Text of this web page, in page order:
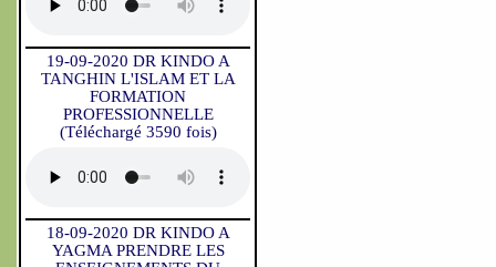
19-09-2020 DR KINDO A
TANGHIN L'ISLAM ET LA
FORMATION
PROFESSIONNELLE
(Téléchargé 3590 fois)
18-09-2020 DR KINDO A
YAGMA PRENDRE LES